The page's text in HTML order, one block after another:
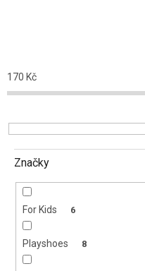
o
d
k
t
170 Kč
Značky
For Kids 6
Playshoes 8